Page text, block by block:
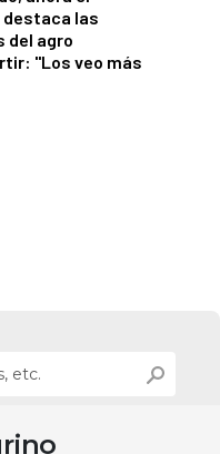
las
del agro
"Los veo más